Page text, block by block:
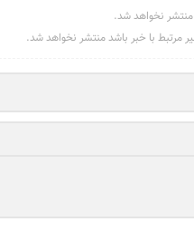
منتشر نخواهد شد.
مرتبط با خبر باشد منتشر نخواهد شد.